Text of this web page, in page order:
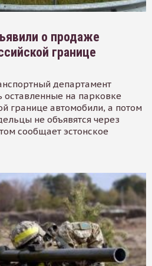
о продаже
границе
департамент
оставленные на парковке
границе автомобили, а потом
не объявятся через
сообщает эстонское